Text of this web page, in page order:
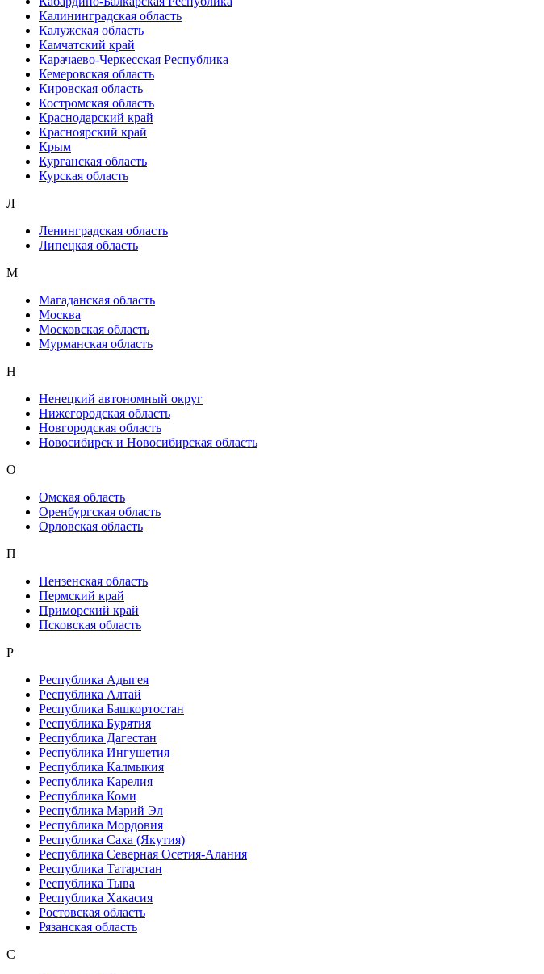
Калининградская область
Калужская область
Камчатский край
Карачаево-Черкесская Республика
Кемеровская область
Кировская область
Костромская область
Краснодарский край
Красноярский край
Крым
Курганская область
Курская область
Л
Ленинградская область
Липецкая область
М
Магаданская область
Москва
Московская область
Мурманская область
Н
Ненецкий автономный округ
Нижегородская область
Новгородская область
Новосибирск и Новосибирская область
О
Омская область
Оренбургская область
Орловская область
П
Пензенская область
Пермский край
Приморский край
Псковская область
Р
Республика Адыгея
Республика Алтай
Республика Башкортостан
Республика Бурятия
Республика Дагестан
Республика Ингушетия
Республика Калмыкия
Республика Карелия
Республика Коми
Республика Марий Эл
Республика Мордовия
Республика Саха (Якутия)
Республика Северная Осетия-Алания
Республика Татарстан
Республика Тыва
Республика Хакасия
Ростовская область
Рязанская область
С